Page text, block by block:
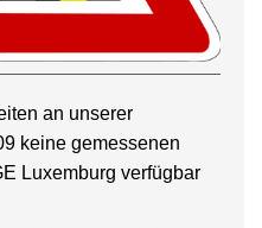
an unserer
keine gemessenen
Luxemburg verfügbar